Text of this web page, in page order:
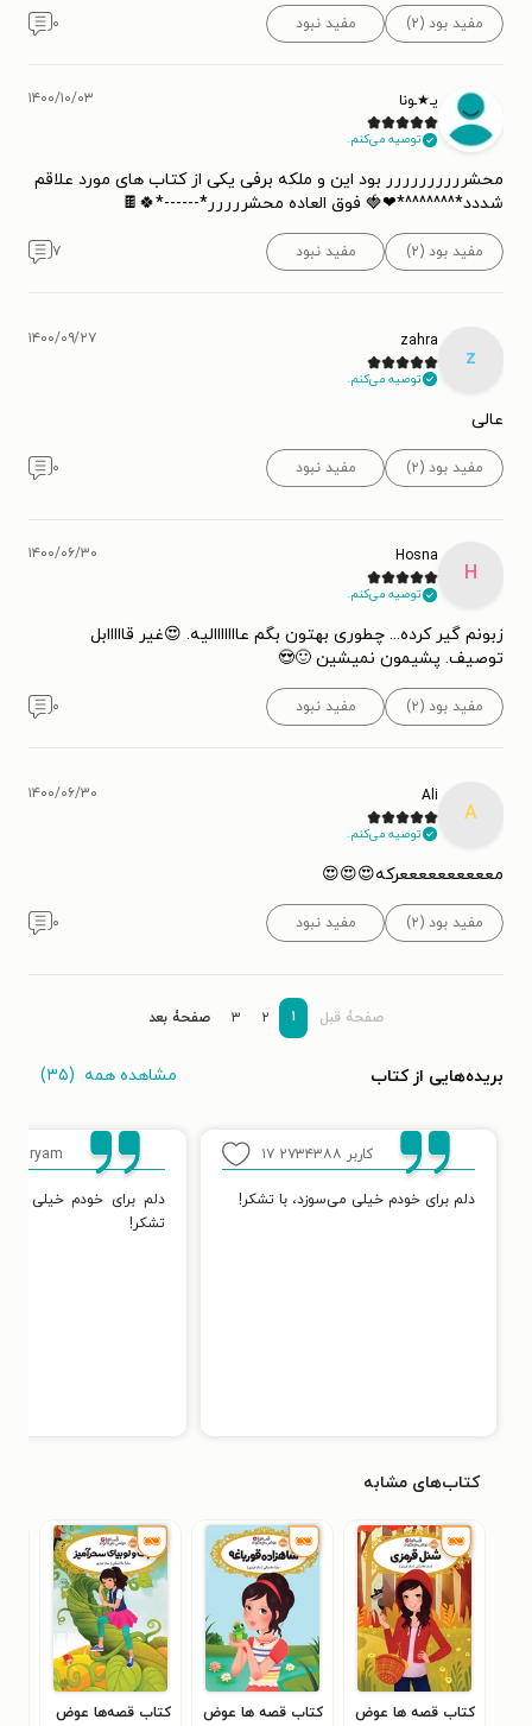
مفید بود (۲) مفید نبود ۰
یـ★ـونا
توصیه می‌کنم.
۱۴۰۰/۱۰/۰۳
محشرررررررررر بود این و ملکه برفی یکی از کتاب های مورد علاقم
شددد*^^^^^^^*❤🍓 فوق العاده محشررررر*------*🍀🍫
مفید بود (۲) مفید نبود ۷
z
zahra
توصیه می‌کنم.
۱۴۰۰/۰۹/۲۷
عالی
مفید بود (۲) مفید نبود ۰
H
Hosna
توصیه می‌کنم.
۱۴۰۰/۰۶/۳۰
زبونم گیر کرده... چطوری بهتون بگم عااااااالیه. 😍غیر قااااابل
توصیف. پشیمون نمیشین 🙂😍
مفید بود (۲) مفید نبود ۰
A
Ali
توصیه می‌کنم.
۱۴۰۰/۰۶/۳۰
مععععععععععرکه😍😍😍
مفید بود (۲) مفید نبود ۰
صفحۀ قبل ۱ ۲ ۳ صفحۀ بعد
بریده‌هایی از کتاب مشاهده همه (۳۵)
کاربر ۲۷۳۴۳۸۸ ۱۷
دلم برای خودم خیلی می‌سوزد، با تشکر!
Maryam
دلم برای خودم خیلی
تشکر!
کتاب‌های مشابه
کتاب قصه ها عوض
کتاب قصه ها عوض
کتاب قصه‌ها عوض